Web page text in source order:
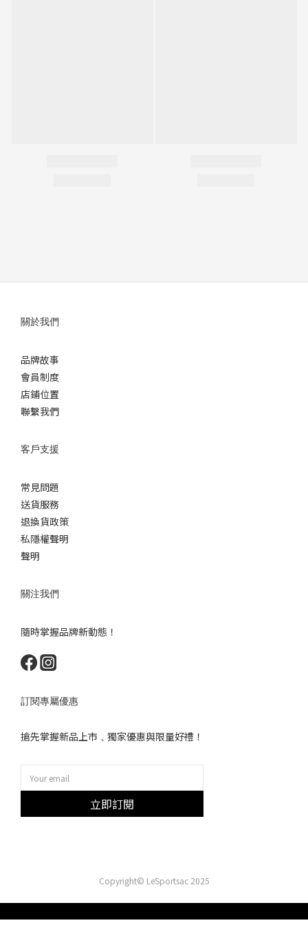
關於我們
品牌故事
會員制度
店鋪位置
聯繫我們
客戶支援
常見問題
送貨服務
退換貨政策
私隱權聲明
聲明
關注我們
隨時掌握品牌新動態！
訂閱專屬優惠
搶先掌握新品上市﹑獨家優惠與限量好禮！
立即訂閱
Copyright© LeSportsac 2025